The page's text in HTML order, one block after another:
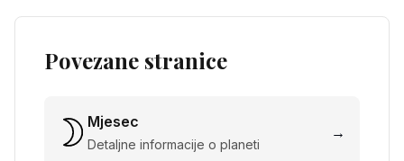
Povezane stranice
Mjesec
Detaljne informacije o planeti
→